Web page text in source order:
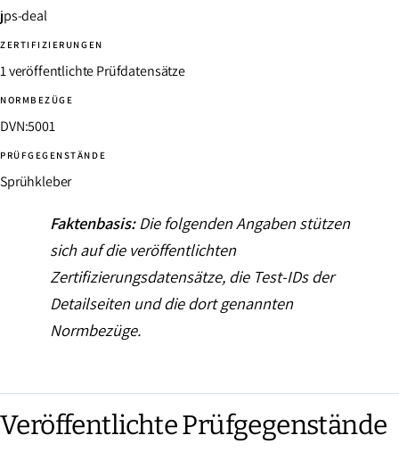
jps-deal
ZERTIFIZIERUNGEN
1 veröffentlichte Prüfdatensätze
NORMBEZÜGE
DVN:5001
PRÜFGEGENSTÄNDE
Sprühkleber
Faktenbasis:Die folgenden Angaben stützen
sich auf die veröffentlichten
Zertifizierungsdatensätze, die Test-IDs der
Detailseiten und die dort genannten
Normbezüge.
Veröffentlichte Prüfgegenstände